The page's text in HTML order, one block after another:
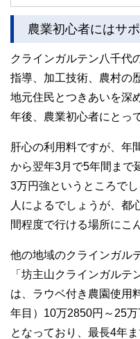
農業初心者にはサ
クラインガルテン八千代
指導、加工技術、農村の
地元住民とつきあいを深
年後、農業初心者にとっ
肝心の利用料ですが、年
から翌年3月で5年間まで
3万円強というところで
人によるでしょうが、都
間程度で行ける場所にこ
他の地域のクラインガル
「坊主山クラインガル
は、ラウベ付き農園使用
年目）10万2850円～25万
となっており、最長4年